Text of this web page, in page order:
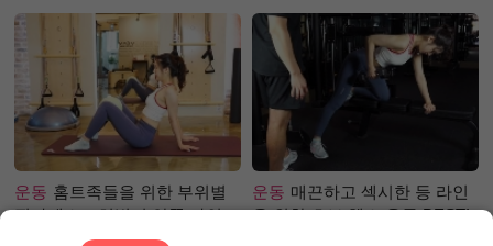
운동 홈트족들을 위한 부위별
필라테스 – 허벅지 안쪽 라인
운동 매끈하고 섹시한 등 라인
을 위한 초보 헬스 운동 BEST!